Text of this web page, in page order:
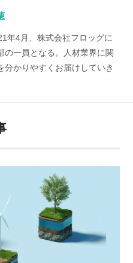
年4月、株式会社フロッグに
の一員となる。人材業界に関
分かりやすくお届けしていき